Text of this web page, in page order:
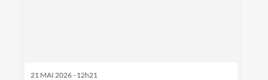
21 MAI 2026 - 12h21